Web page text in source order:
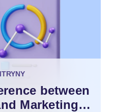
between
Marketing